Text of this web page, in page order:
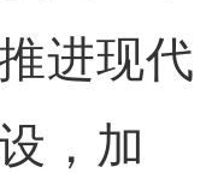
进现代
，加